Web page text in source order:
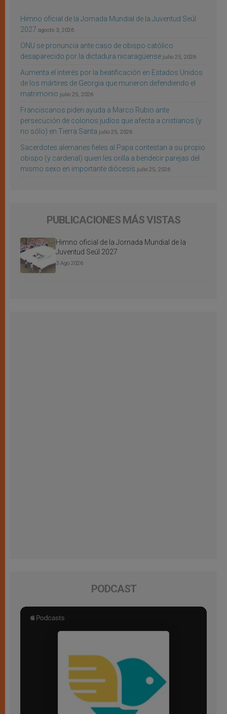
Himno oficial de la Jornada Mundial de la Juventud Seúl
2027 agosto 3, 2026
ONU se pronuncia ante caso de obispo católico
desaparecido por la dictadura nicaragüense julio 25, 2026
Aumenta el interés por la beatificación en Estados Unidos
de los mártires de Georgia que murieron defendiendo el
matrimonio julio 25, 2026
Franciscanos piden ayuda a Marco Rubio ante
persecución de colonos judíos que afecta a cristianos (y
no sólo) en Tierra Santa julio 25, 2026
Sacerdotes alemanes fieles al Papa contestan a su propio
obispo (y cardenal) quien les orilla a bendecir parejas del
mismo sexo en importante diócesis julio 25, 2026
PUBLICACIONES MÁS VISTAS
Himno oficial de la Jornada Mundial de la
Juventud Seúl 2027
3 Ago 2026
PODCAST